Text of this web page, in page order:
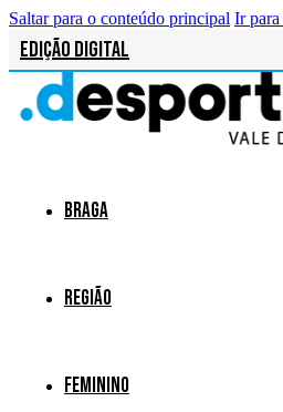
Saltar para o conteúdo principal Ir
Edição Digital
Braga
Região
Feminino